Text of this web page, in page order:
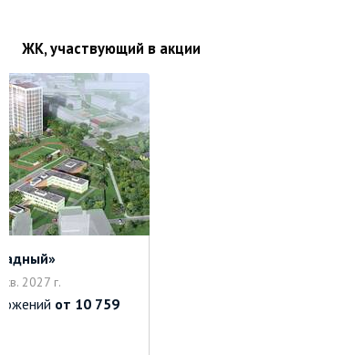
ЖК, участвующий в акции
2027 г.
от 10 759